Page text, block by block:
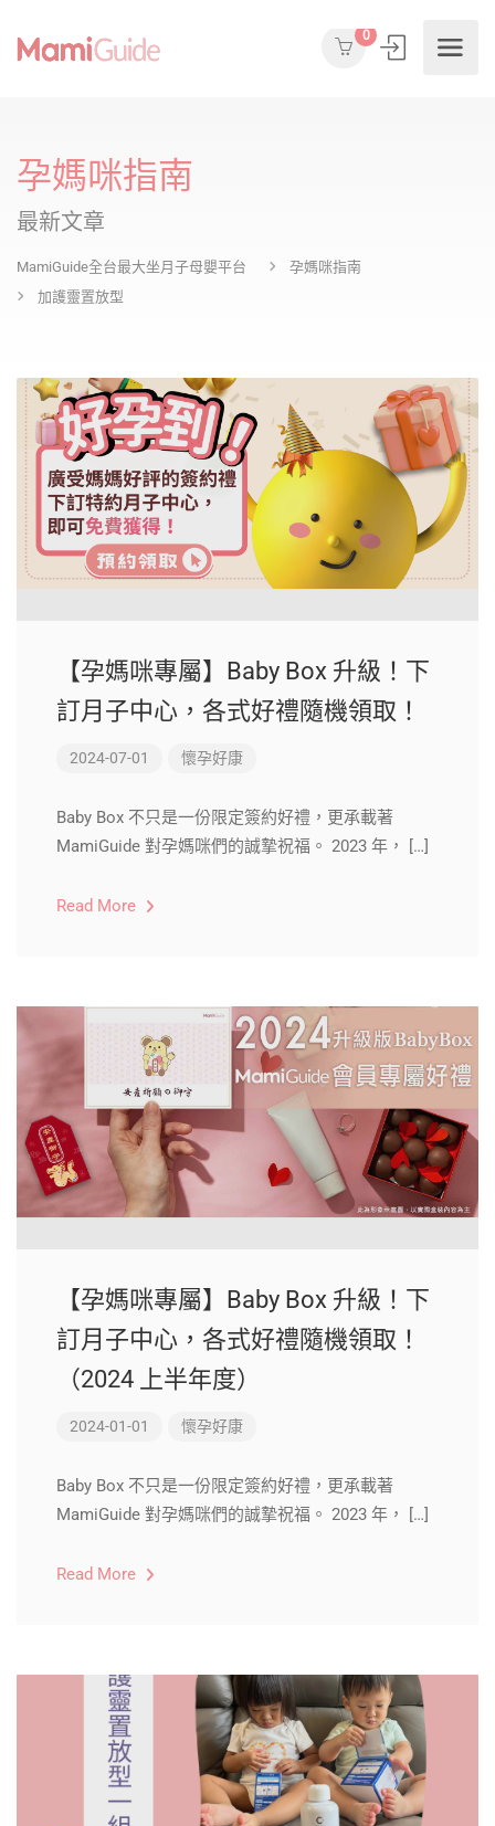
0
孕媽咪指南
最新文章
MamiGuide全台最大坐月子母嬰平台
孕媽咪指南
加護靈置放型
【孕媽咪專屬】Baby Box 升級！下
訂月子中心，各式好禮隨機領取！
2024-07-01 懷孕好康
Baby Box 不只是一份限定簽約好禮，更承載著
MamiGuide 對孕媽咪們的誠摯祝福。 2023 年， […]
Read More
【孕媽咪專屬】Baby Box 升級！下
訂月子中心，各式好禮隨機領取！
（2024 上半年度）
2024-01-01 懷孕好康
Baby Box 不只是一份限定簽約好禮，更承載著
MamiGuide 對孕媽咪們的誠摯祝福。 2023 年， […]
Read More